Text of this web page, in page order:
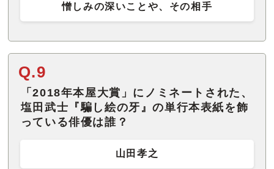
憎しみの深いことや、その相手
Q.9
「2018年本屋大賞」にノミネートされた、
塩田武士『騙し絵の牙』の単行本表紙を飾
っている俳優は誰？
山田孝之